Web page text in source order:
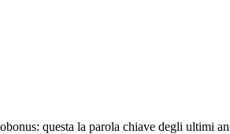
questa la parola chiave degli ultimi